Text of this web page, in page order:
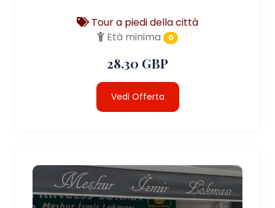
Tour a piedi della città
Età minima
0
28.30 GBP
Vedi Offerta